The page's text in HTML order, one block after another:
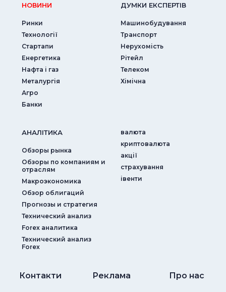
НОВИНИ
Ринки
Технології
Стартапи
Енергетика
Нафта і газ
Металургія
Агро
Банки
ДУМКИ ЕКСПЕРТIВ
Машинобудування
Транспорт
Нерухомість
Рітейл
Телеком
Хімічна
АНАЛIТИКА
Обзоры рынка
Обзоры по компаниям и
отраслям
Макроэкономика
Обзор облигаций
Прогнозы и стратегия
Технический анализ
Forex аналитика
Технический анализ
Forex
валюта
криптовалюта
акції
страхування
iвенти
Контакти Реклама Про нас